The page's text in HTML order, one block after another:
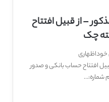
۱۶۹ ماده مذکور – از قبیل افتتاح
چک
– از قبیل افتتاح حساب بانکی و صدور
شماره:…